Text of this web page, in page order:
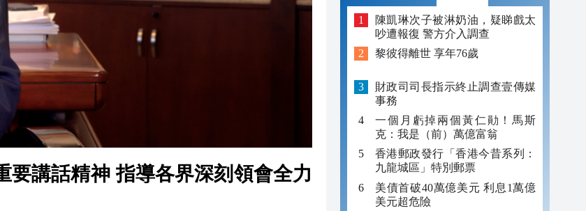
講話精神 指導各界深刻領會全力
陳凱琳次子被淋奶油，疑睇戲太
吵遭報復 警方介入調查
黎彼得離世 享年76歲
財政司司長指示終止調查壹傳媒
事務
一個月虧掉兩個黃仁勛！馬斯
克：我是（前）萬億富翁
香港郵政發行「香港今昔系列：
九龍城區」特別郵票
美債首破40萬億美元 利息1萬億
美元超危險